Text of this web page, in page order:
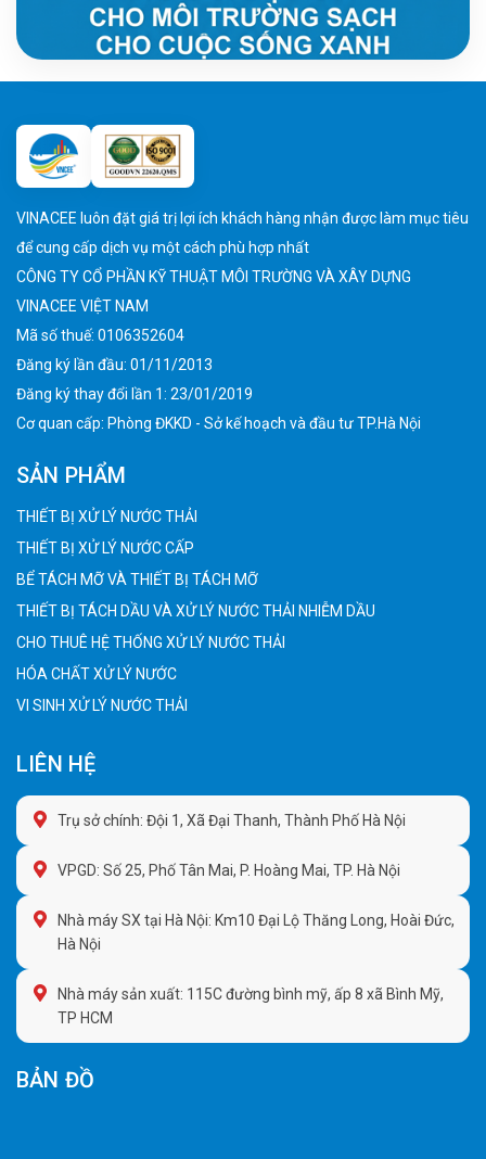
VINACEE luôn đặt giá trị lợi ích khách hàng nhận được làm mục tiêu
để cung cấp dịch vụ một cách phù hợp nhất
CÔNG TY CỔ PHẦN KỸ THUẬT MÔI TRƯỜNG VÀ XÂY DỰNG
VINACEE VIỆT NAM
Mã số thuế: 0106352604
Đăng ký lần đầu: 01/11/2013
Đăng ký thay đổi lần 1: 23/01/2019
Cơ quan cấp: Phòng ĐKKD - Sở kế hoạch và đầu tư TP.Hà Nội
SẢN PHẨM
THIẾT BỊ XỬ LÝ NƯỚC THẢI
THIẾT BỊ XỬ LÝ NƯỚC CẤP
BỂ TÁCH MỠ VÀ THIẾT BỊ TÁCH MỠ
THIẾT BỊ TÁCH DẦU VÀ XỬ LÝ NƯỚC THẢI NHIỄM DẦU
CHO THUÊ HỆ THỐNG XỬ LÝ NƯỚC THẢI
HÓA CHẤT XỬ LÝ NƯỚC
VI SINH XỬ LÝ NƯỚC THẢI
LIÊN HỆ
Trụ sở chính: Đội 1, Xã Đại Thanh, Thành Phố Hà Nội
VPGD: Số 25, Phố Tân Mai, P. Hoàng Mai, TP. Hà Nội
Nhà máy SX tại Hà Nội: Km10 Đại Lộ Thăng Long, Hoài Đức,
Hà Nội
Nhà máy sản xuất: 115C đường bình mỹ, ấp 8 xã Bình Mỹ,
TP HCM
BẢN ĐỒ